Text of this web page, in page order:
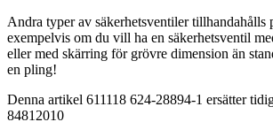
Andra typer av säkerhetsventiler tillhandahålls
exempelvis om du vill ha en säkerhetsventil
eller med skärring för grövre dimension än
en pling!
Denna artikel 611118 624-28894-1 ersätter
84812010